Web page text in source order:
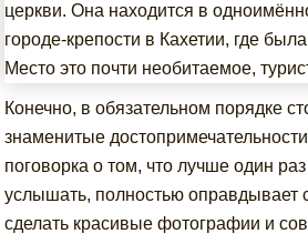
церкви. Она находится в
городе-крепости в Кахетии, где
Место это почти необитаемое,
Конечно, в обязательном порядке
знаменитые достопримечательности
поговорка о том, что лучше один
услышать, полностью оправдывает
сделать красивые фотографии и